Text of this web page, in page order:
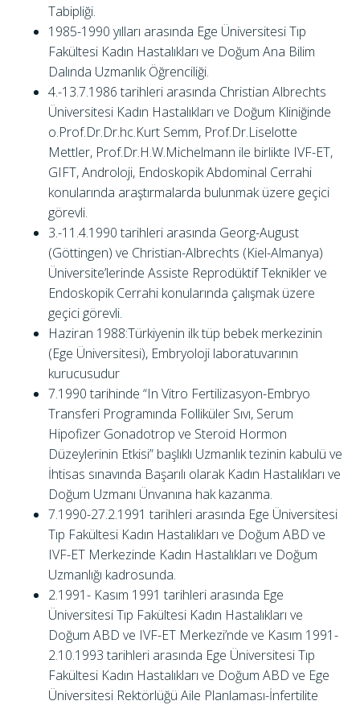
Tabipliği.
1985-1990 yılları arasında Ege Üniversitesi Tıp
Fakültesi Kadın Hastalıkları ve Doğum Ana Bilim
Dalında Uzmanlık Öğrenciliği.
4.-13.7.1986 tarihleri arasında Christian Albrechts
Üniversitesi Kadın Hastalıkları ve Doğum Kliniğinde
o.Prof.Dr.Dr.hc.Kurt Semm, Prof.Dr.Liselotte
Mettler, Prof.Dr.H.W.Michelmann ile birlikte IVF-ET,
GIFT, Androloji, Endoskopik Abdominal Cerrahi
konularında araştırmalarda bulunmak üzere geçici
görevli.
3.-11.4.1990 tarihleri arasında Georg-August
(Göttingen) ve Christian-Albrechts (Kiel-Almanya)
Üniversite’lerinde Assiste Reprodüktif Teknikler ve
Endoskopik Cerrahi konularında çalışmak üzere
geçici görevli.
Haziran 1988:Türkiyenin ilk tüp bebek merkezinin
(Ege Üniversitesi), Embryoloji laboratuvarının
kurucusudur
7.1990 tarihinde “In Vitro Fertilizasyon-Embryo
Transferi Programında Folliküler Sıvı, Serum
Hipofizer Gonadotrop ve Steroid Hormon
Düzeylerinin Etkisi” başlıklı Uzmanlık tezinin kabulü ve
İhtisas sınavında Başarılı olarak Kadın Hastalıkları ve
Doğum Uzmanı Ünvanına hak kazanma.
7.1990-27.2.1991 tarihleri arasında Ege Üniversitesi
Tıp Fakültesi Kadın Hastalıkları ve Doğum ABD ve
IVF-ET Merkezinde Kadın Hastalıkları ve Doğum
Uzmanlığı kadrosunda.
2.1991- Kasım 1991 tarihleri arasında Ege
Üniversitesi Tıp Fakültesi Kadın Hastalıkları ve
Doğum ABD ve IVF-ET Merkezi’nde ve Kasım 1991-
2.10.1993 tarihleri arasında Ege Üniversitesi Tıp
Fakültesi Kadın Hastalıkları ve Doğum ABD ve Ege
Üniversitesi Rektörlüğü Aile Planlaması-İnfertilite